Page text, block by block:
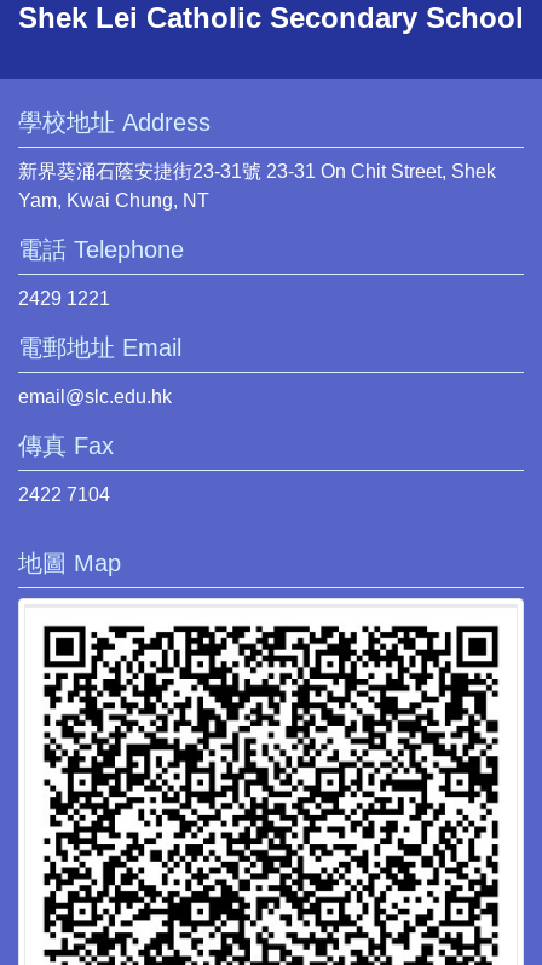
Shek Lei Catholic Secondary School
學校地址 Address
新界葵涌石蔭安捷街23-31號 23-31 On Chit Street, Shek
Yam, Kwai Chung, NT
電話 Telephone
2429 1221
電郵地址 Email
email@slc.edu.hk
傳真 Fax
2422 7104
地圖 Map